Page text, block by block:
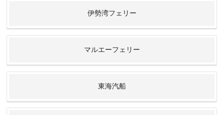
伊勢湾フェリー
マルエーフェリー
東海汽船